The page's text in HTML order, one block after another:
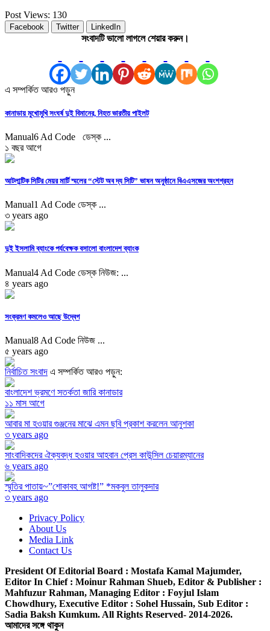
Post Views: 130
Facebook Twitter LinkedIn
সংবাদটি ভালো লাগলে শেয়ার করুন।
এ সম্পর্কিত আরও পড়ুন
কানাডায় মুখোমুখি সংঘর্ষ দুই বিমানের, নিহত ভারতীয় পাইলট
Manual6 Ad Code ডেস্ক ...
১ বছর আগে
আটলান্টিক সিটির মেয়র মার্টি স্মলের “স্টেট অব দ্য সিটি” ভাষন অনুষ্ঠানে বিএএসজের অংশগ্রহন
Manual1 Ad Code ডেস্ক ...
৩ years ago
দুই ইসলামি ব্যাংকে পর্যবেক্ষক বসালো বাংলাদেশ ব্যাংক
Manual4 Ad Code ডেস্ক নিউজ: ...
৪ years ago
সংক্রমণ কমলেও আছে উদ্বেগ
Manual8 Ad Code নিউজ ...
৫ years ago
নির্বাচিত সংবাদ এ সম্পর্কিত আরও পড়ুন:
বাংলাদেশ ভ্রমণে সতর্কতা জারি কানাডার
১১ মাস আগে
আবার মা হওয়ার গুঞ্জনের মাঝে এমন ছবি প্রকাশ করলেন আনুশকা
৩ years ago
সাংবাদিকদের ঐক্যবদ্ধ হওয়ার আহবান প্রেস কাউন্সিল চেয়ারম্যানের
৬ years ago
স্মৃতির পাতায়~”শোকাবহ আগষ্ট!” *মকবুল তালুকদার
৩ years ago
Privacy Policy
About Us
Media Link
Contact Us
President Of Editorial Board : Mostafa Kamal Majumder,
Editor In Chief : Moinur Rahman Shueb, Editor & Publisher :
Mahfuzur Rahman, Managing Editor : Foyjul Islam
Chowdhury, Executive Editor : Sohel Hussain, Sub Editor :
Sadia Baksh Kumkum. All Rights Reserved- 2014-2026.
আমাদের সঙ্গে থাকুন